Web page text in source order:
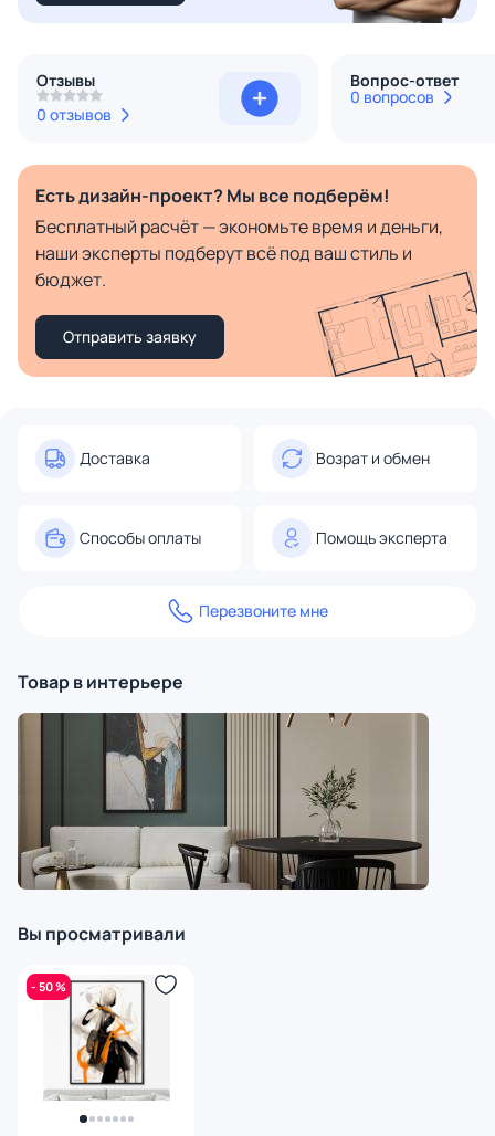
Отзывы
0 отзывов
Вопрос-ответ
0 вопросов
Есть дизайн-проект? Мы все подберём!
Бесплатный расчёт — экономьте время и деньги,
наши эксперты подберут всё под ваш стиль и
бюджет.
Отправить заявку
Доставка Возрат и обмен
Способы оплаты Помощь эксперта
Перезвоните мне
Товар в интерьере
Вы просматривали
- 50 %